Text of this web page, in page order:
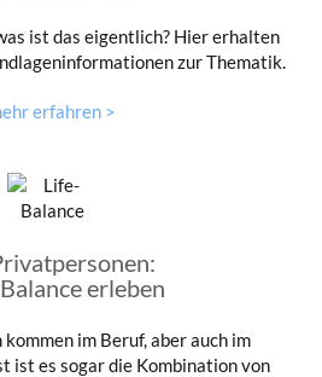
ist das eigentlich? Hier erhalten
zur Thematik.
erfahren >
erleben
im Beruf, aber auch im
ist es sogar die Kombination von